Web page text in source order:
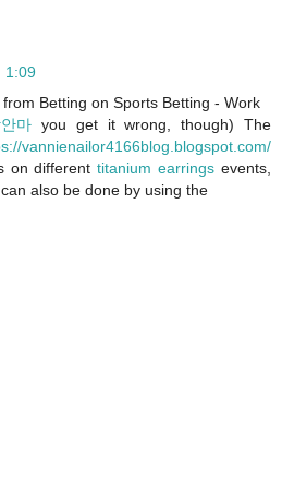
1:09
Betting on Sports Betting - Work
마 you get it wrong, though) The
vannienailor4166blog.blogspot.com/
on differenttitanium earrings events,
can also be done by using the